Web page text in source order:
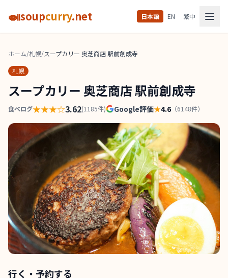
🍛soupcurry.net 日本語 EN 繁中
ホーム/札幌/スープカリー 奥芝商店 駅前創成寺
札幌
スープカリー 奥芝商店 駅前創成寺
食べログ★★★☆3.62(1185件) Google評価★4.6 （6148件）
行く・予約する